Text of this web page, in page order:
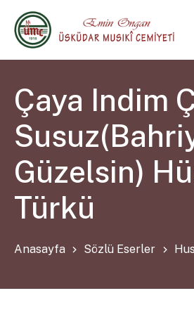
Çaya Indim
Güzelsin)
Türkü
Anasayfa Sözlü Eserler